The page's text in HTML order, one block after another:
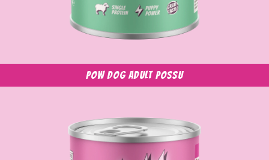
POW Dog Adult possu